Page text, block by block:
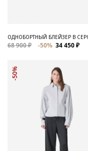
ОДНОБОРТНЫЙ БЛЕЙЗЕР В
68 900 ₽ -50% 34 450 ₽
-50%